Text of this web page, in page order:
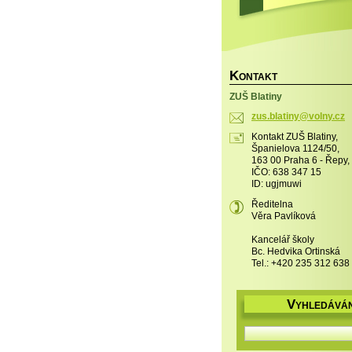
KONTAKT
ZUŠ Blatiny
zus.blatiny@volny.cz
Kontakt ZUŠ Blatiny,
Španielova 1124/50,
163 00 Praha 6 - Řepy,
IČO: 638 347 15
ID: ugjmuwi
Ředitelna
Věra Pavlíková
Kancelář školy
Bc. Hedvika Ortinská
Tel.: +420 235 312 638
V